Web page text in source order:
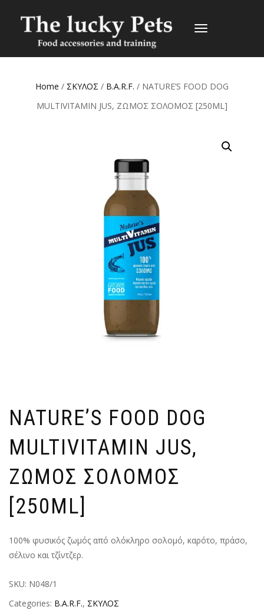
TOGGLE
Home / ΣΚΥΛΟΣ / B.A.R.F. / NATURE’S FOOD DOG
MULTIVITAMIN JUS, ΖΩΜΟΣ ΣΟΛΟΜΟΣ [250ML]
NATURE’S FOOD DOG
MULTIVITAMIN JUS,
ΖΩΜΟΣ ΣΟΛΟΜΟΣ
[250ML]
100% φυσικός ζωμός από ολόκληρο σολομό, καρότο, πράσο,
σέλινο και τζίντζερ.
SKU: N048/1
Categories: B.A.R.F., ΣΚΥΛΟΣ